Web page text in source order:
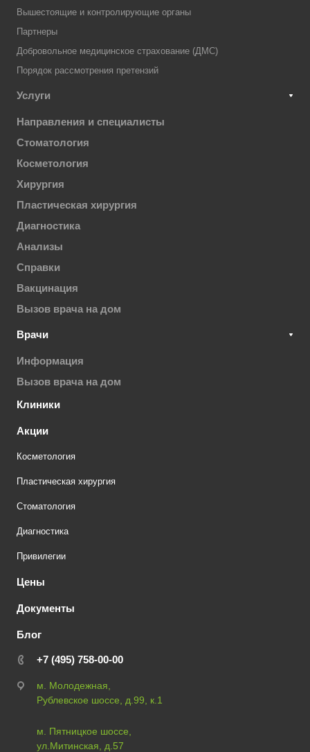
Вышестоящие и контролирующие органы
Партнеры
Добровольное медицинское страхование (ДМС)
Порядок рассмотрения претензий
Услуги
Направления и специалисты
Стоматология
Косметология
Хирургия
Пластическая хирургия
Диагностика
Анализы
Справки
Вакцинация
Вызов врача на дом
Врачи
Информация
Вызов врача на дом
Клиники
Акции
Косметология
Пластическая хирургия
Стоматология
Диагностика
Привилегии
Цены
Документы
Блог
+7 (495) 758-00-00
м. Молодежная,
Рублевское шоссе, д.99, к.1
м. Пятницкое шоссе,
ул.Митинская, д.57